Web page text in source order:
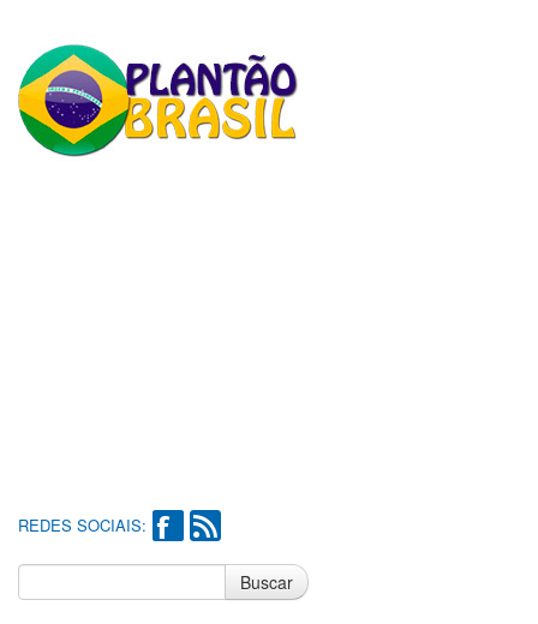
REDES SOCIAIS:
Buscar